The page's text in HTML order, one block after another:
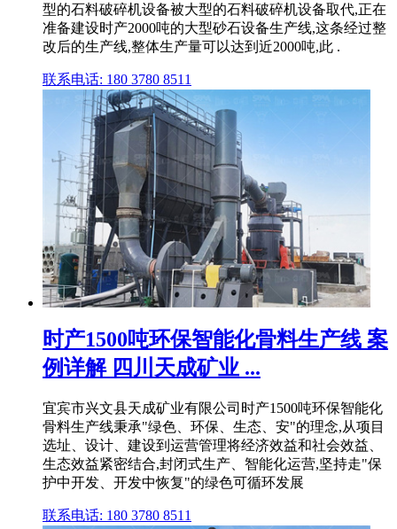
型的石料破碎机设备被大型的石料破碎机设备取代,正在
准备建设时产2000吨的大型砂石设备生产线,这条经过整
改后的生产线,整体生产量可以达到近2000吨,此 .
联系电话: 180 3780 8511
时产1500吨环保智能化骨料生产线 案
例详解 四川天成矿业 ...
宜宾市兴文县天成矿业有限公司时产1500吨环保智能化
骨料生产线秉承"绿色、环保、生态、安"的理念,从项目
选址、设计、建设到运营管理将经济效益和社会效益、
生态效益紧密结合,封闭式生产、智能化运营,坚持走"保
护中开发、开发中恢复"的绿色可循环发展
联系电话: 180 3780 8511